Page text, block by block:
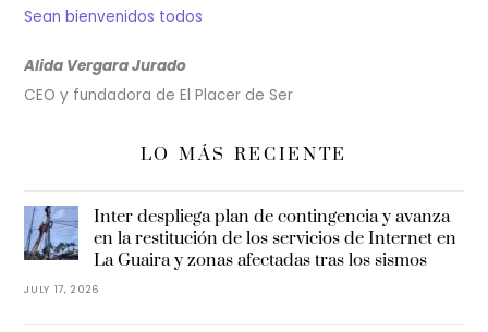
Sean bienvenidos todos
Alida Vergara Jurado
CEO y fundadora de El Placer de Ser
LO MÁS RECIENTE
Inter despliega plan de contingencia y avanza
en la restitución de los servicios de Internet en
La Guaira y zonas afectadas tras los sismos
JULY 17, 2026